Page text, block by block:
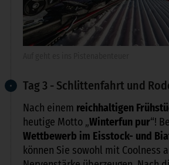
Tag 3 - Schlittenfahrt und
Nach einem reichhaltigen
heutige Motto „Winterfun pur“!
Wettbewerb im Eisstock- und
können Sie sowohl mit Coolness